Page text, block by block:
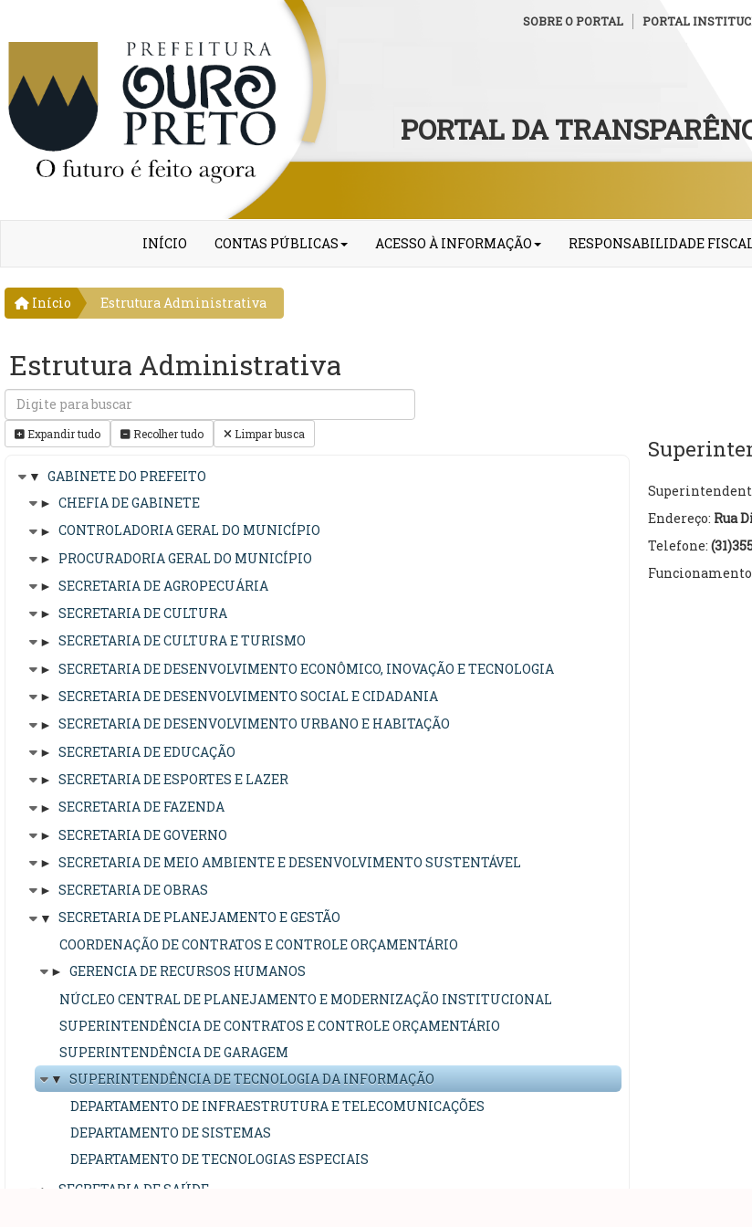
SOBRE O PORTAL PORTAL
PORTAL DA
INÍCIO CONTAS PÚBLICAS ACESSO À INFORMAÇÃO RESPONSABILIDADE
Início Estrutura Administrativa
Estrutura Administrativa
Expandir tudo Recolher tudo Limpar busca
▼ GABINETE DO PREFEITO
► CHEFIA DE GABINETE
► CONTROLADORIA GERAL DO MUNICÍPIO
► PROCURADORIA GERAL DO MUNICÍPIO
► SECRETARIA DE AGROPECUÁRIA
► SECRETARIA DE CULTURA
► SECRETARIA DE CULTURA E TURISMO
► SECRETARIA DE DESENVOLVIMENTO ECONÔMICO, INOVAÇÃO E TECNOLOGIA
► SECRETARIA DE DESENVOLVIMENTO SOCIAL E CIDADANIA
► SECRETARIA DE DESENVOLVIMENTO URBANO E HABITAÇÃO
► SECRETARIA DE EDUCAÇÃO
► SECRETARIA DE ESPORTES E LAZER
► SECRETARIA DE FAZENDA
► SECRETARIA DE GOVERNO
► SECRETARIA DE MEIO AMBIENTE E DESENVOLVIMENTO SUSTENTÁVEL
► SECRETARIA DE OBRAS
▼ SECRETARIA DE PLANEJAMENTO E GESTÃO
COORDENAÇÃO DE CONTRATOS E CONTROLE ORÇAMENTÁRIO
► GERENCIA DE RECURSOS HUMANOS
NÚCLEO CENTRAL DE PLANEJAMENTO E MODERNIZAÇÃO INSTITUCIONAL
SUPERINTENDÊNCIA DE CONTRATOS E CONTROLE ORÇAMENTÁRIO
SUPERINTENDÊNCIA DE GARAGEM
▼ SUPERINTENDÊNCIA DE TECNOLOGIA DA INFORMAÇÃO
DEPARTAMENTO DE INFRAESTRUTURA E TELECOMUNICAÇÕES
DEPARTAMENTO DE SISTEMAS
DEPARTAMENTO DE TECNOLOGIAS ESPECIAIS
►
SECRETARIA DE SAÚDE
Endereço: Rua
Telefone: